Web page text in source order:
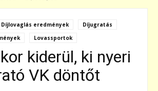
Díjlovaglás eredmények
Díjugratás
Lovassportok
kiderül, ki nyeri
VK döntőt